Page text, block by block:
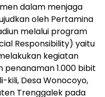
dalam menjaga
oleh Pertamina
melalui program
Responsibility) yaitu
kegiatan
penanaman 1.000 bibit
kili, Desa Wonocoyo,
Trenggalek pada